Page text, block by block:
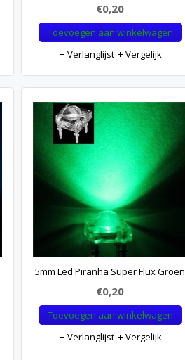
€0,20
Toevoegen aan winkelwagen
Verlanglijst
Vergelijk
5mm Led Piranha Super Flux Groen
€0,20
Toevoegen aan winkelwagen
Verlanglijst
Vergelijk